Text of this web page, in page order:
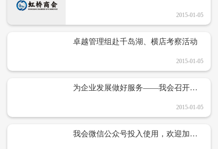
2015-01-05
卓越管理组赴千岛湖、横店考察活动
2015-01-05
为企业发展做好服务——我会召开企
2015-01-05
我会微信公众号投入使用，欢迎加